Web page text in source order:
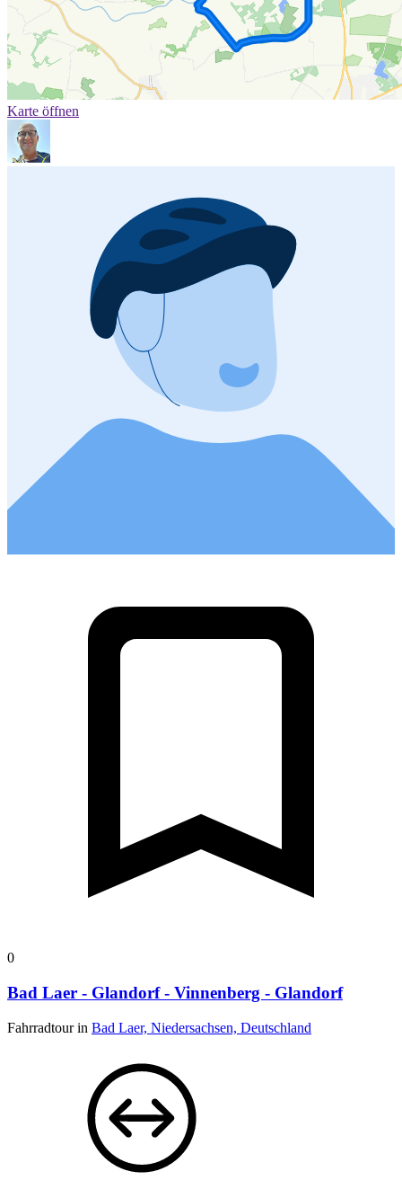
Karte öffnen
0
Bad Laer - Glandorf - Vinnenberg - Glandorf
Fahrradtour in Bad Laer, Niedersachsen, Deutschland